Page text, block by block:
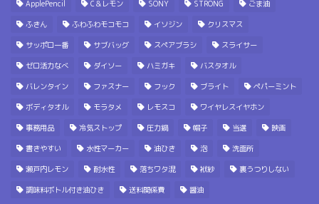
ApplePencil C＆レモン SONY STRONG ごま油
ふきん ふわふわモコモコ イソジン クリスマス
サッポロ一番 サブバッグ スペアブラシ スライサー
ゼロ活力なべ ダイソー ハミガキ バスタオル
バレンタイン ファスナー フック ブライト ペパーミント
ボディタオル モラタメ レモスコ ワイヤレスイヤホン
事務用品 冷気ストップ 圧力鍋 帽子 当選 映画
書きやすい 水性マーカー 油ひき 泡 洗面所
瀬戸内レモン 耐水性 落ちワタ混 袱紗 裏うつりしない
調味料ボトル付き油ひき 送料関係費 醤油